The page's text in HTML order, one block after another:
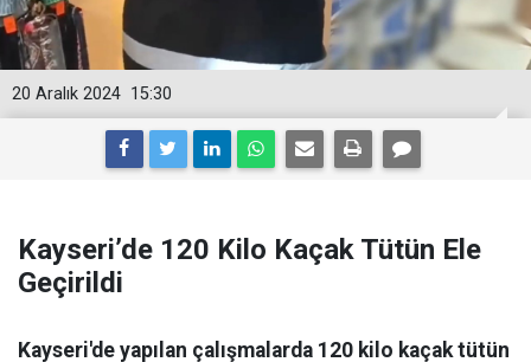
15:30
20 Aralık 2024
Kayseri’de 120 Kilo Kaçak Tütün Ele
Geçirildi
Kayseri'de yapılan çalışmalarda 120 kilo kaçak tütün